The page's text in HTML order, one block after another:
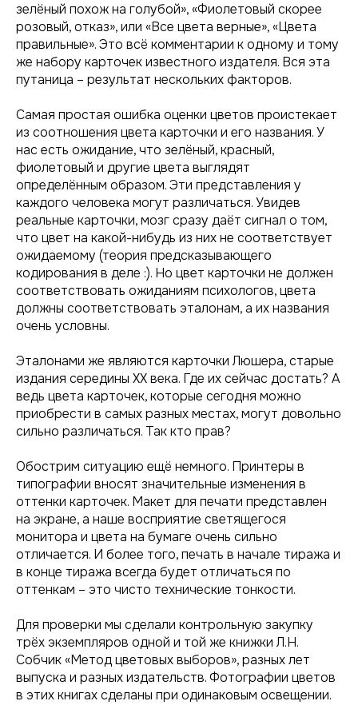
зелёный похож на голубой», «Фиолетовый скорее
розовый, отказ», или «Все цвета верные», «Цвета
правильные». Это всё комментарии к одному и тому
же набору карточек известного издателя. Вся эта
путаница – результат нескольких факторов.
Самая простая ошибка оценки цветов проистекает
из соотношения цвета карточки и его названия. У
нас есть ожидание, что зелёный, красный,
фиолетовый и другие цвета выглядят
определённым образом. Эти представления у
каждого человека могут различаться. Увидев
реальные карточки, мозг сразу даёт сигнал о том,
что цвет на какой-нибудь из них не соответствует
ожидаемому (теория предсказывающего
кодирования в деле :). Но цвет карточки не должен
соответствовать ожиданиям психологов, цвета
должны соответствовать эталонам, а их названия
очень условны.
Эталонами же являются карточки Люшера, старые
издания середины ХХ века. Где их сейчас достать? А
ведь цвета карточек, которые сегодня можно
приобрести в самых разных местах, могут довольно
сильно различаться. Так кто прав?
Обострим ситуацию ещё немного. Принтеры в
типографии вносят значительные изменения в
оттенки карточек. Макет для печати представлен
на экране, а наше восприятие светящегося
монитора и цвета на бумаге очень сильно
отличается. И более того, печать в начале тиража и
в конце тиража всегда будет отличаться по
оттенкам – это чисто технические тонкости.
Для проверки мы сделали контрольную закупку
трёх экземпляров одной и той же книжки Л.Н.
Собчик «Метод цветовых выборов», разных лет
выпуска и разных издательств. Фотографии цветов
в этих книгах сделаны при одинаковым освещении.